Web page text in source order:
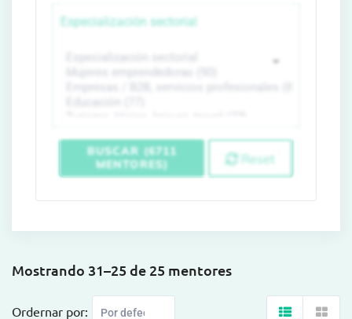
Especialización sectorial
BUSCAR (6711
MENTORES)
Reset
Mostrando 31–25 de 25 mentores
Ordernar por: